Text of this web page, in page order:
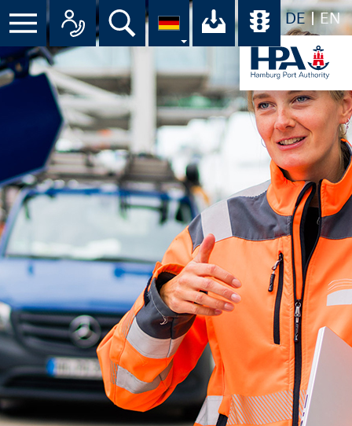
DE EN
Suche Ihr Download-